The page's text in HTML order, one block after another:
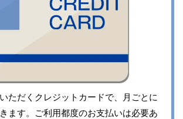
ただくクレジットカードで、月ごとに
ます。ご利用都度のお支払いは必要あ